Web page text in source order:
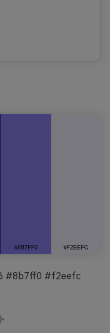
#8b7ff0 #f2eefc